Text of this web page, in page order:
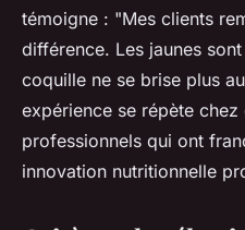
témoigne : "Mes clients
différence. Les jaunes
coquille ne se brise plus
expérience se répète chez
professionnels qui ont
innovation nutritionnelle